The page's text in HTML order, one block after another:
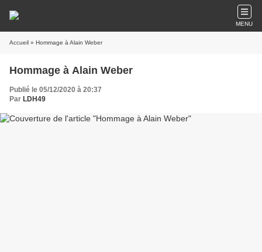
MENU
Accueil » Hommage à Alain Weber
Hommage à Alain Weber
Publié le 05/12/2020 à 20:37
Par LDH49